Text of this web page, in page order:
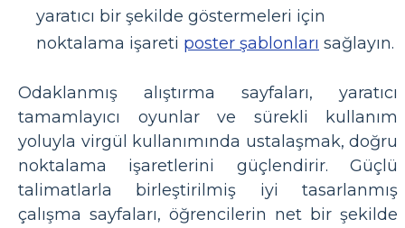
yaratıcı bir şekilde göstermeleri için
noktalama işareti poster şablonları sağlayın.
Odaklanmış alıştırma sayfaları, yaratıcı
tamamlayıcı oyunlar ve sürekli kullanım
yoluyla virgül kullanımında ustalaşmak, doğru
noktalama işaretlerini güçlendirir. Güçlü
talimatlarla birleştirilmiş iyi tasarlanmış
çalışma sayfaları, öğrencilerin net bir şekilde